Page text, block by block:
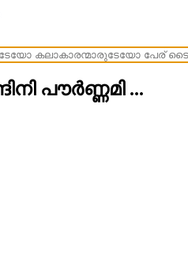
പൗര്‍ണ്ണമി ...